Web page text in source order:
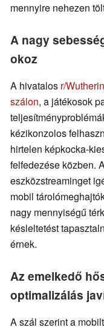
mennyire nehezen
A nagy
okoz
A hivatalos r/
szálon, a játékosok
kézikonzolos
hirtelen képkocka-
felfedezése közben.
eszközstreaminget
mobil
nagy mennyiségű
késleltetést
érnek.
Az emelkedő
optimalizálás
A szál szerint a